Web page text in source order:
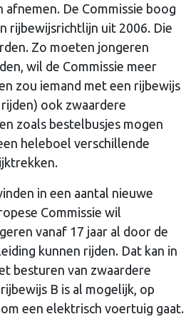
De Commissie boog
rijbewijsrichtlijn uit 2006. Die
Zo moeten jongeren
wil de Commissie meer
zou iemand met een rijbewijs
ook zwaardere
zoals bestelbusjes mogen
heleboel verschillende
in een aantal nieuwe
Commissie wil
vanaf 17 jaar al door de
kunnen rijden. Dat kan in
besturen van zwaardere
B is al mogelijk, op
een elektrisch voertuig gaat.